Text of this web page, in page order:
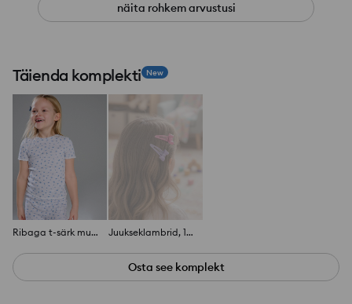
näita rohkem arvustusi
Täienda komplekti New
Ribaga t-särk mustriga Juukseklambrid, 10 tk
Osta see komplekt